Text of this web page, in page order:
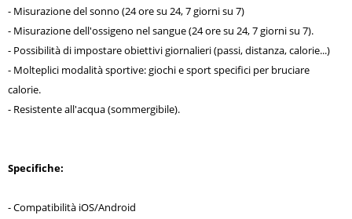
- Misurazione del sonno (24 ore su 24, 7 giorni su 7)
- Misurazione dell'ossigeno nel sangue (24 ore su 24, 7 giorni su 7).
- Possibilità di impostare obiettivi giornalieri (passi, distanza, calorie...)
- Molteplici modalità sportive: giochi e sport specifici per bruciare
calorie.
- Resistente all'acqua (sommergibile).
Specifiche:
- Compatibilità iOS/Android